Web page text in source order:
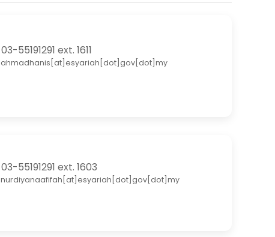
03-55191291 ext. 1611
ahmadhanis[at]esyariah[dot]gov[dot]my
03-55191291 ext. 1603
nurdiyanaafifah[at]esyariah[dot]gov[dot]my